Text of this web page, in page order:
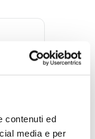
contenuti ed
media e per